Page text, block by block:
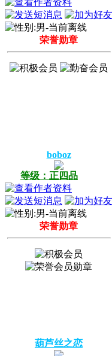
荣誉勋章
boboz
等级：正四品
荣誉勋章
葫芦丝之恋